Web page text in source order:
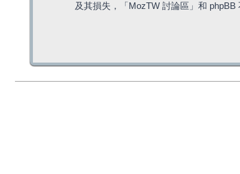
及其損失，「MozTW 討論區」和 phpBB